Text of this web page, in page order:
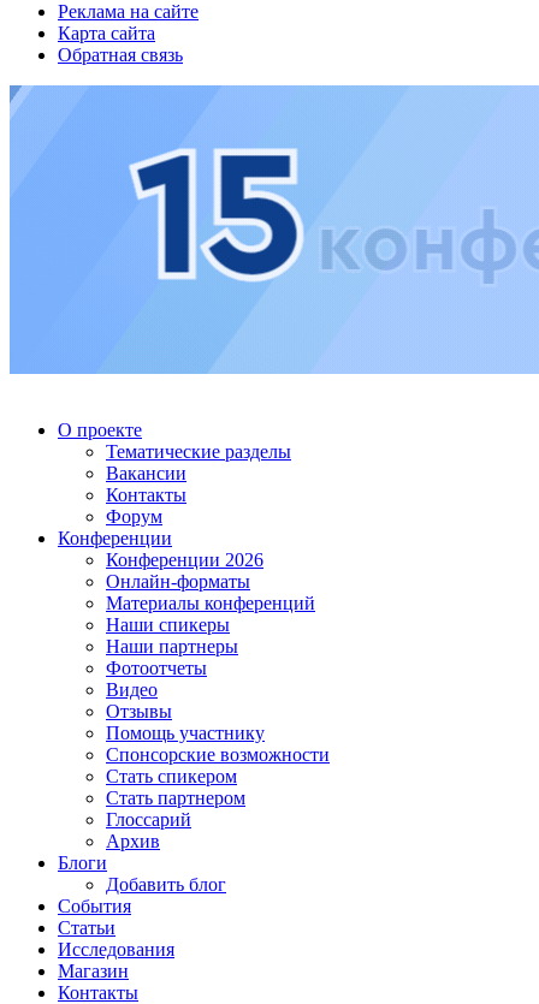
Реклама на сайте
Карта сайта
Обратная связь
О проекте
Тематические разделы
Вакансии
Контакты
Форум
Конференции
Конференции 2026
Онлайн-форматы
Материалы конференций
Наши спикеры
Наши партнеры
Фотоотчеты
Видео
Отзывы
Помощь участнику
Спонсорские возможности
Стать спикером
Стать партнером
Глоссарий
Архив
Блоги
Добавить блог
События
Статьи
Исследования
Магазин
Контакты